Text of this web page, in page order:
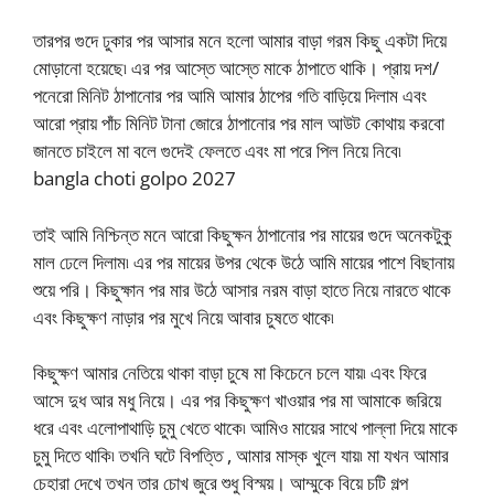
তারপর গুদে ঢুকার পর আসার মনে হলো আমার বাড়া গরম কিছু একটা দিয়ে
মোড়ানো হয়েছে৷ এর পর আস্তে আস্তে মাকে ঠাপাতে থাকি। প্রায় দশ/
পনেরো মিনিট ঠাপানোর পর আমি আমার ঠাপের গতি বাড়িয়ে দিলাম এবং
আরো প্রায় পাঁচ মিনিট টানা জোরে ঠাপানোর পর মাল আউট কোথায় করবো
জানতে চাইলে মা বলে গুদেই ফেলতে এবং মা পরে পিল নিয়ে নিবে৷
bangla choti golpo 2027
তাই আমি নিশ্চিন্ত মনে আরো কিছুক্ষন ঠাপানোর পর মায়ের গুদে অনেকটুকু
মাল ঢেলে দিলাম৷ এর পর মায়ের উপর থেকে উঠে আমি মায়ের পাশে বিছানায়
শুয়ে পরি। কিছুক্ষান পর মার উঠে আসার নরম বাড়া হাতে নিয়ে নারতে থাকে
এবং কিছুক্ষণ নাড়ার পর মুখে নিয়ে আবার চুষতে থাকে৷
কিছুক্ষণ আমার নেতিয়ে থাকা বাড়া চুষে মা কিচেনে চলে যায়৷ এবং ফিরে
আসে দুধ আর মধু নিয়ে। এর পর কিছুক্ষণ খাওয়ার পর মা আমাকে জরিয়ে
ধরে এবং এলোপাথাড়ি চুমু খেতে থাকে৷ আমিও মায়ের সাথে পাল্লা দিয়ে মাকে
চুমু দিতে থাকি৷ তখনি ঘটে বিপত্তি , আমার মাস্ক খুলে যায়৷ মা যখন আমার
চেহারা দেখে তখন তার চোখ জুরে শুধু বিস্ময়। আম্মুকে বিয়ে চটি গল্প